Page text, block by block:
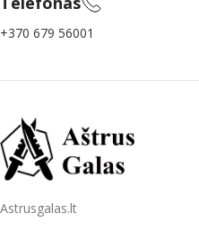
+370 679 56001
Astrusgalas.lt